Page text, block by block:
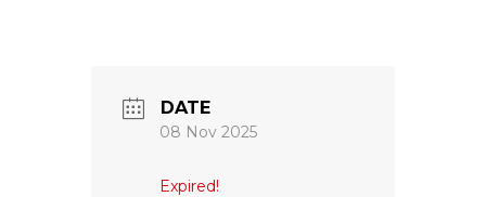
DATE
08 Nov 2025
Expired!